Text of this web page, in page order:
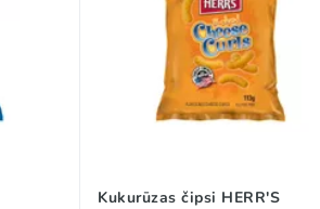
Kukurūzas čipsi HERR'S